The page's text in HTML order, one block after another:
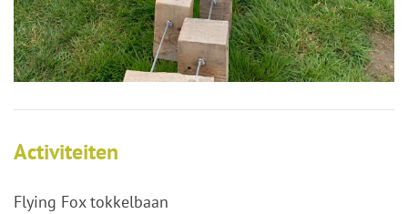
Activiteiten
Flying Fox tokkelbaan